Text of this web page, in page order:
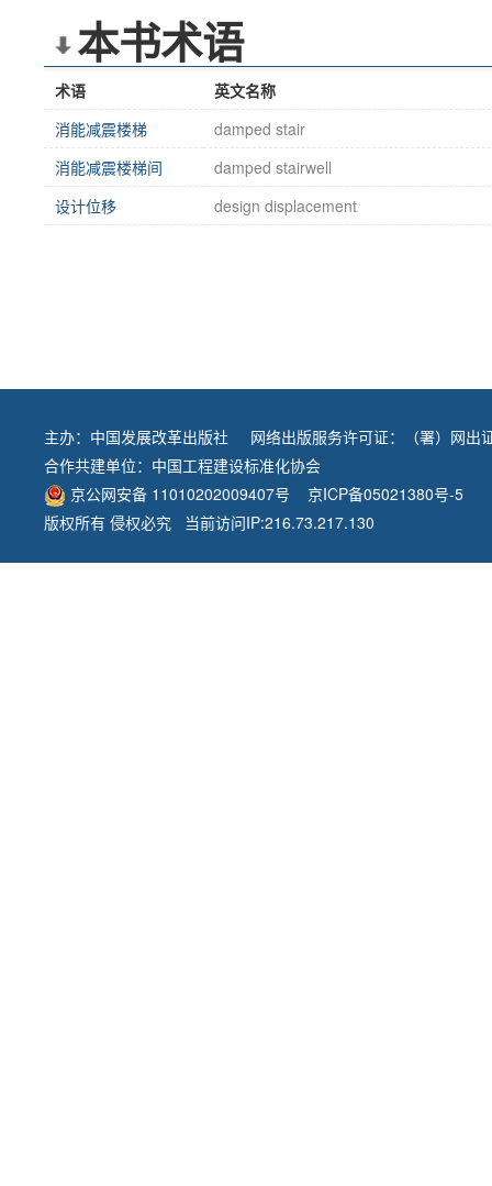
本书术语
术语
英文名称
消能减震楼梯
damped stair
消能减震楼梯间
damped stairwell
设计位移
design displacement
主办： 中国发展改革出版社
网络出版服务许可证：（署）网出
合作共建单位： 中国工程建设标准化协会
京公网安备 11010202009407号
京ICP备05021380号-5
版权所有 侵权必究 当前访问IP:216.73.217.130